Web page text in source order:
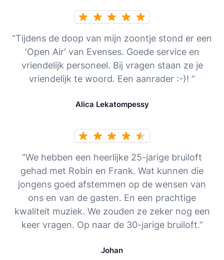
“Tijdens de doop van mijn zoontje stond er een
'Open Air' van Evenses. Goede service en
vriendelijk personeel. Bij vragen staan ze je
vriendelijk te woord. Een aanrader :-)! ”
Alica Lekatompessy
“We hebben een heerlijke 25-jarige bruiloft
gehad met Robin en Frank. Wat kunnen die
jongens goed afstemmen op de wensen van
ons en van de gasten. En een prachtige
kwaliteit muziek. We zouden ze zeker nog een
keer vragen. Op naar de 30-jarige bruiloft.”
Johan